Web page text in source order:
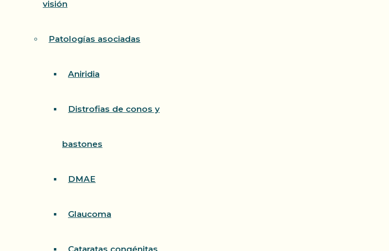
visión
Patologías asociadas
Aniridia
Distrofias de conos y
bastones
DMAE
Glaucoma
Cataratas congénitas